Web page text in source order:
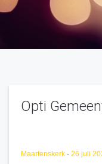
Opti
Maartenskerk - 26 juli